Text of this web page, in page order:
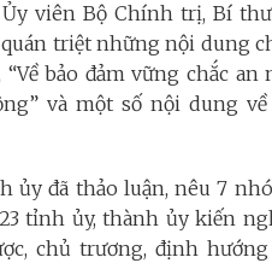
viên Bộ Chính trị, Bí
triệt những nội dung
bảo đảm vững chắc
và một số nội dung
ủy đã thảo luận, nêu 7
tỉnh ủy, thành ủy kiến
chủ trương, định